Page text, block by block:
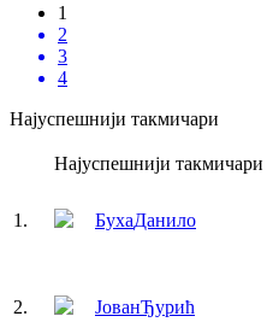
1
2
3
4
Најуспешнији такмичари
Најуспешнији такмичари
1 . БухаДанило
2. ЈованЂурић